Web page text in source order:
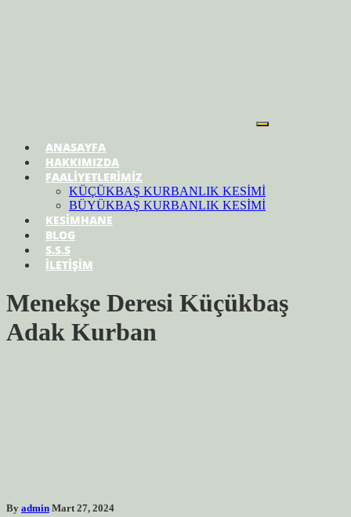
ANASAYFA
HAKKIMIZDA
FAALİYETLERİMİZ
KÜÇÜKBAŞ KURBANLIK KESİMİ
BÜYÜKBAŞ KURBANLIK KESİMİ
KESİMHANE
BLOG
S.S.S
İLETİŞİM
Menekşe Deresi Küçükbaş
Adak Kurban
By admin Mart 27, 2024